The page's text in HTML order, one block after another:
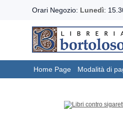
Orari Negozio: Lunedì:
Home Page Modalità di